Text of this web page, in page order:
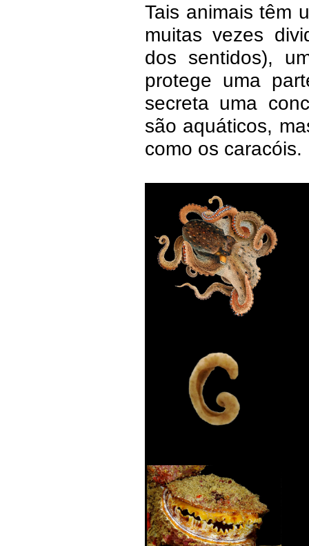
Tais animais têm
muitas vezes
dos sentidos),
protege uma
secreta uma
são aquáticos,
como os caracóis.